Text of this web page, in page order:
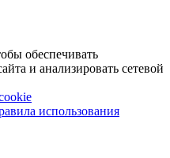
обеспечивать
и анализировать сетевой
использования